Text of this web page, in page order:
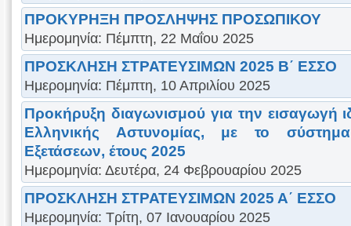
ΠΡΟΚΥΡΗΞΗ ΠΡΟΣΛΗΨΗΣ ΠΡΟΣΩΠΙΚΟΥ
Ημερομηνία: Πέμπτη, 22 Μαΐου 2025
ΠΡΟΣΚΛΗΣΗ ΣΤΡΑΤΕΥΣΙΜΩΝ 2025 B΄ ΕΣΣΟ
Ημερομηνία: Πέμπτη, 10 Απριλίου 2025
Προκήρυξη διαγωνισμού για την εισαγωγή
Ελληνικής Αστυνομίας, με το
Εξετάσεων, έτους 2025
Ημερομηνία: Δευτέρα, 24 Φεβρουαρίου 2025
ΠΡΟΣΚΛΗΣΗ ΣΤΡΑΤΕΥΣΙΜΩΝ 2025 Α΄ ΕΣΣΟ
Ημερομηνία: Τρίτη, 07 Ιανουαρίου 2025